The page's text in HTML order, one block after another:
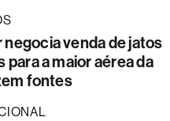
negocia venda de jatos
para a maior aérea da
fontes